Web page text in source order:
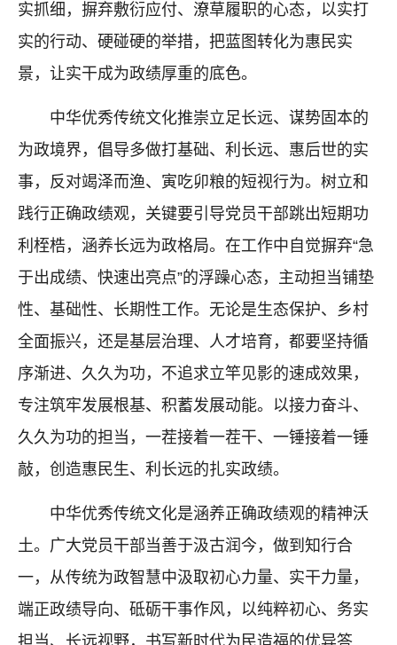
实抓细，摒弃敷衍应付、潦草履职的心态，以实打
实的行动、硬碰硬的举措，把蓝图转化为惠民实
景，让实干成为政绩厚重的底色。
中华优秀传统文化推崇立足长远、谋势固本的
为政境界，倡导多做打基础、利长远、惠后世的实
事，反对竭泽而渔、寅吃卯粮的短视行为。树立和
践行正确政绩观，关键要引导党员干部跳出短期功
利桎梏，涵养长远为政格局。在工作中自觉摒弃“急
于出成绩、快速出亮点”的浮躁心态，主动担当铺垫
性、基础性、长期性工作。无论是生态保护、乡村
全面振兴，还是基层治理、人才培育，都要坚持循
序渐进、久久为功，不追求立竿见影的速成效果，
专注筑牢发展根基、积蓄发展动能。以接力奋斗、
久久为功的担当，一茬接着一茬干、一锤接着一锤
敲，创造惠民生、利长远的扎实政绩。
中华优秀传统文化是涵养正确政绩观的精神沃
土。广大党员干部当善于汲古润今，做到知行合
一，从传统为政智慧中汲取初心力量、实干力量，
端正政绩导向、砥砺干事作风，以纯粹初心、务实